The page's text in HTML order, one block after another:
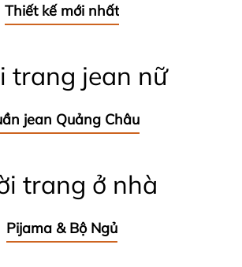
Thiết kế mới nhất
trang jean nữ
jean Quảng Châu
trang ở nhà
Pijama & Bộ Ngủ